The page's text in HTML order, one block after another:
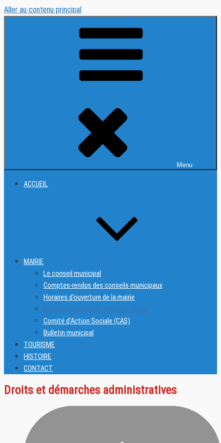
Aller au contenu principal
Menu
ACCUEIL
MAIRIE
Le conseil municipal
Comptes-rendus des conseils municipaux
Horaires d’ouverture de la mairie
Droits et démarches administratives
Comité d’Action Sociale (CAS)
Bulletin municipal
TOURISME
HISTOIRE
CONTACT
Droits et démarches administratives